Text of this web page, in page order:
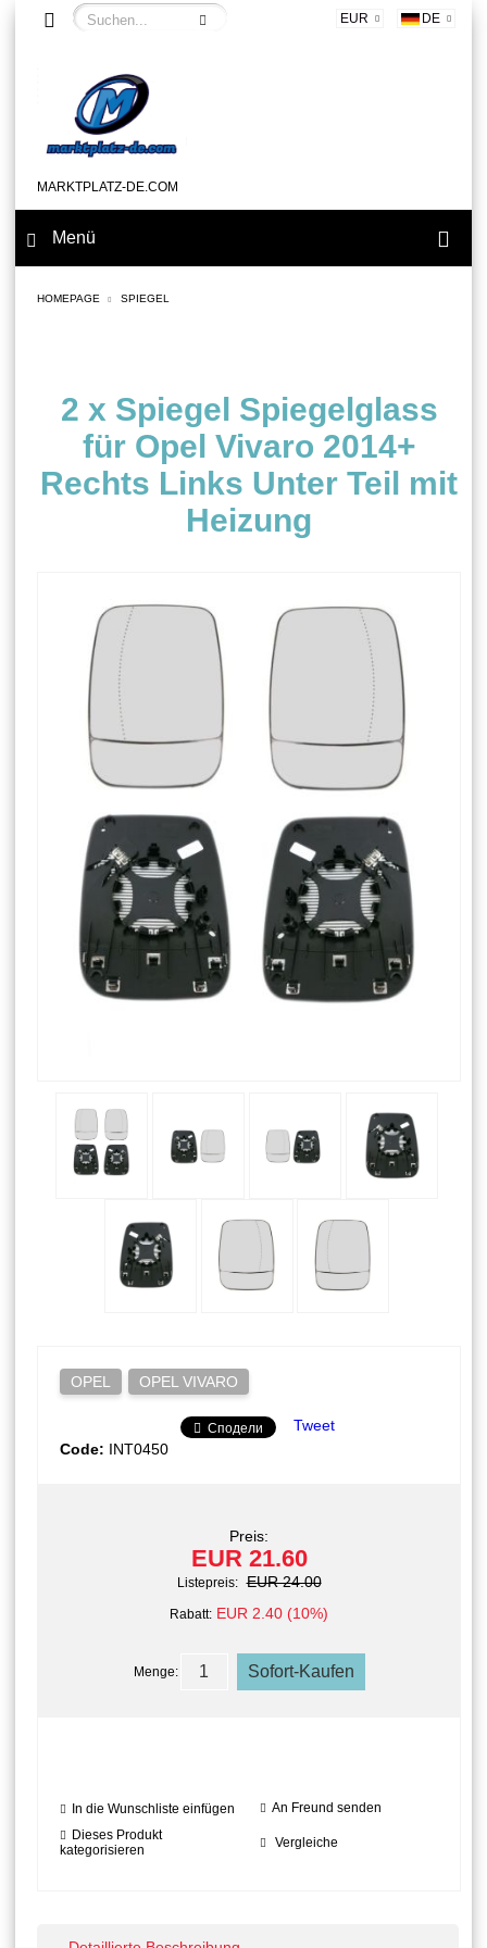
EUR DE
MARKTPLATZ-DE.COM
Menü
HOMEPAGE SPIEGEL
2 x Spiegel Spiegelglass
für Opel Vivaro 2014+
Rechts Links Unter Teil mit
Heizung
OPEL OPEL VIVARO
Сподели
Tweet
Code: INT0450
Preis:
EUR 21.60
Listepreis: EUR 24.00
Rabatt: EUR 2.40 (10%)
Menge:
In die Wunschliste einfügen
An Freund senden
Dieses Produkt
kategorisieren
Vergleiche